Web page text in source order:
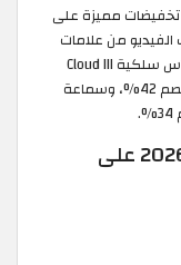
مميزة على
من علامات
تجارية رائدة، ومن بين تلك العروض: سماعة رأس سلكية Cloud III
للألعاب والكمبيوتر الشخصي من هايبركس بخصم 42%، وسماعة
تخفيضات نون مصر أغسطس 2026 على